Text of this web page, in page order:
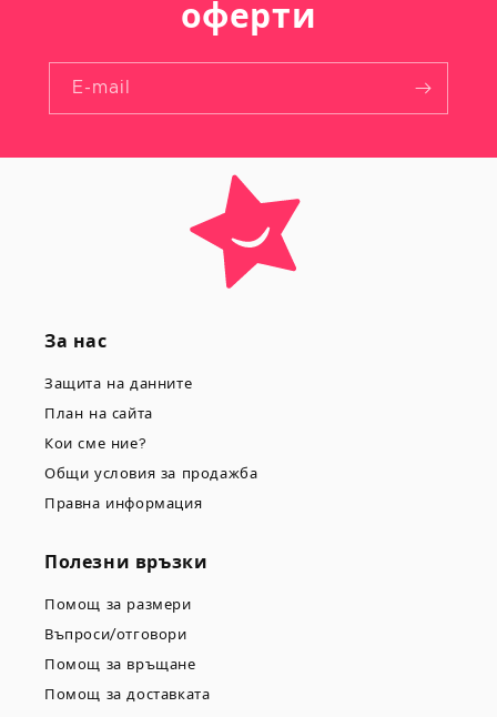
оферти
E-mail
За нас
Защита на данните
План на сайта
Кои сме ние?
Общи условия за продажба
Правна информация
Полезни връзки
Помощ за размери
Въпроси/отговори
Помощ за връщане
Помощ за доставката